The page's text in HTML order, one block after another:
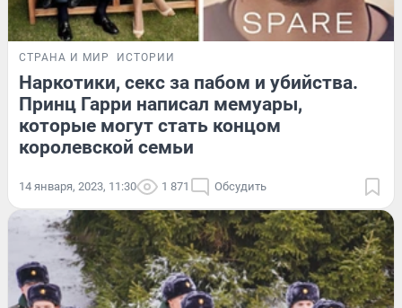
СТРАНА И МИР ИСТОРИИ
Наркотики, секс за пабом и убийства.
Принц Гарри написал мемуары,
которые могут стать концом
королевской семьи
14 января, 2023, 11:30 1 871 Обсудить